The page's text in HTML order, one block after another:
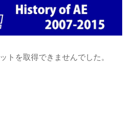
トを取得できませんでした。